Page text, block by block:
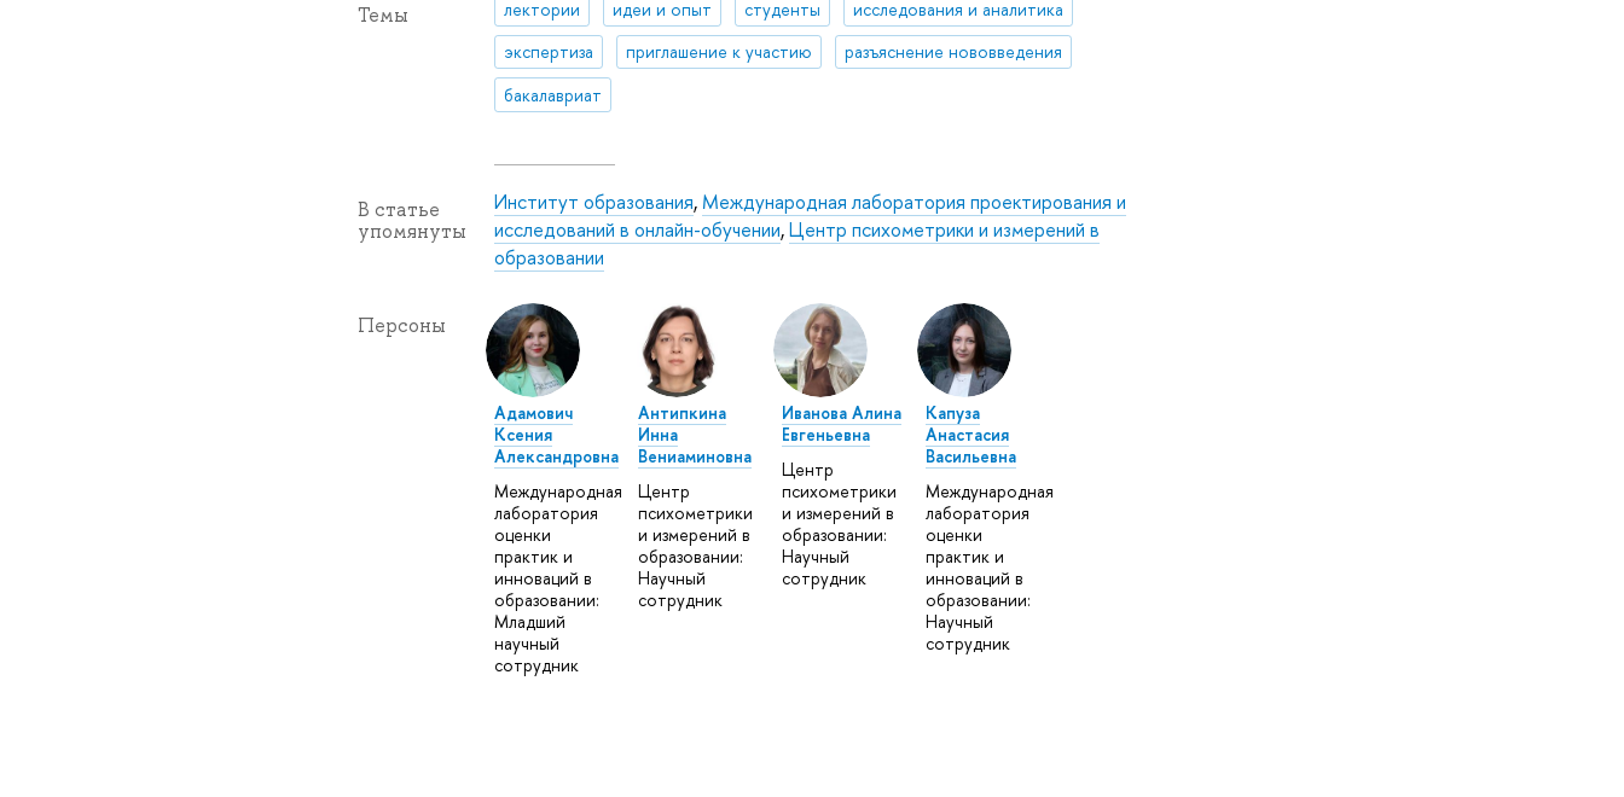
Темы лектории идеи и опыт студенты
исследования и аналитика
экспертиза
приглашение к участию
разъяснение нововведения
бакалавриат
В статье
упомянуты
Институт образования, Международная лаборатория проектирования и
исследований в онлайн-обучении,Центр психометрики и измерений в
образовании
Персоны
Адамович
Ксения
Александровна
Международная
лаборатория
оценки
практик и
инноваций в
образовании:
Младший
научный
сотрудник
Антипкина
Инна
Вениаминовна
Центр
психометрики
и измерений в
образовании:
Научный
сотрудник
Иванова Алина
Евгеньевна
Центр
психометрики
и измерений в
образовании:
Научный
сотрудник
Капуза
Анастасия
Васильевна
Международная
лаборатория
оценки
практик и
инноваций в
образовании:
Научный
сотрудник